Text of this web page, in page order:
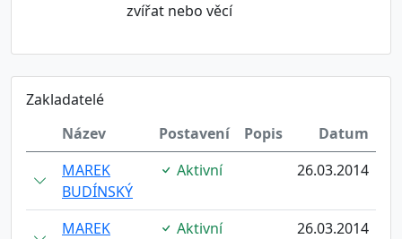
zvířat nebo věcí
Zakladatelé
Název
Postavení Popis
Datum
MAREK
BUDÍNSKÝ
Aktivní 26.03.2014
MAREK
Aktivní 26.03.2014